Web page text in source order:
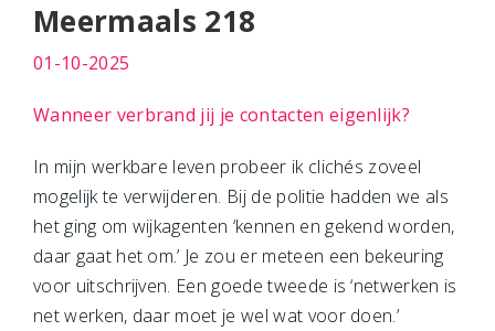
Meermaals 218
01-10-2025
Wanneer verbrand jij je contacten eigenlijk?
In mijn werkbare leven probeer ik clichés zoveel
mogelijk te verwijderen. Bij de politie hadden we als
het ging om wijkagenten ‘kennen en gekend worden,
daar gaat het om.’ Je zou er meteen een bekeuring
voor uitschrijven. Een goede tweede is ‘netwerken is
net werken, daar moet je wel wat voor doen.’